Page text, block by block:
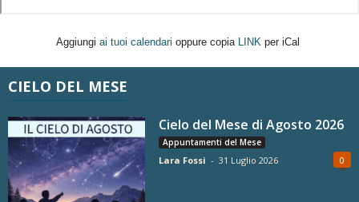
Aggiungi ai tuoi calendari oppure copia LINK per iCal
CIELO DEL MESE
Cielo del Mese di Agosto 2026
Appuntamenti del Mese
Lara Fossi - 31 Luglio 2026 0